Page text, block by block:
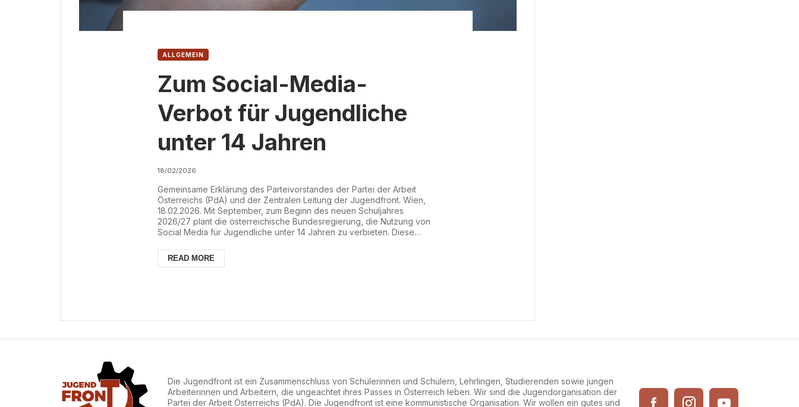
ALLGEMEIN
Zum Social-Media-
Verbot für Jugendliche
unter 14 Jahren
18/02/2026
Gemeinsame Erklärung des Parteivorstandes der Partei der Arbeit
Österreichs (PdA) und der Zentralen Leitung der Jugendfront. Wien,
18.02.2026. Mit September, zum Beginn des neuen Schuljahres
2026/27 plant die österreichische Bundesregierung, die Nutzung von
Social Media für Jugendliche unter 14 Jahren zu verbieten. Diese
solches Verbot, wobei die EU-Kommission sogar plant, eine Regelung
für alle EU-Staaten umzusetzen. Der Debatte...
READ MORE
Die Jugendfront ist ein Zusammenschluss von Schülerinnen und Schülern, Lehrlingen, Studierenden sowie jungen
Arbeiterinnen und Arbeitern, die ungeachtet ihres Passes in Österreich leben. Wir sind die Jugendorganisation der
Partei der Arbeit Österreichs (PdA). Die Jugendfront ist eine kommunistische Organisation. Wir wollen ein gutes und